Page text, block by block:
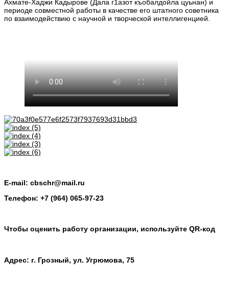
Ахмате-Хаджи Кадырове (Дала г1азот къобалдойла цуьнан) и
периоде совместной работы в качестве его штатного советника
по взаимодействию с научной и творческой интеллигенцией.
E-mail: cbschr@mail.ru
Телефон: +7 (964) 065-97-23
Чтобы оценить работу организации, используйте QR-код
Адрес: г. Грозный, ул. Угрюмова, 75